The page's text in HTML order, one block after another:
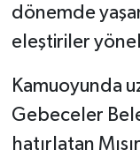
dönemde
eleştiriler
Kamuoyunda
Gebeceler
hatırlatan